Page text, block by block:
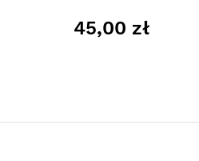
45,00 zł